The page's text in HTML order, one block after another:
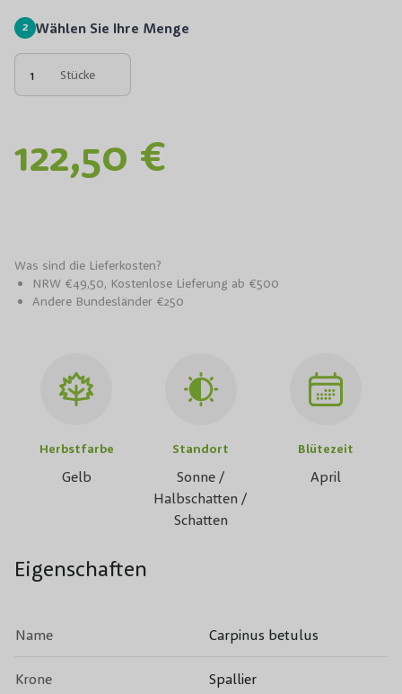
2 Wählen Sie Ihre Menge
Stücke
122,50 €
Was sind die Lieferkosten?
NRW €49,50, Kostenlose Lieferung ab €500
Andere Bundesländer €250
Herbstfarbe
Gelb
Standort
Sonne /
Halbschatten /
Schatten
Blütezeit
April
Eigenschaften
Name Carpinus betulus
Krone Spallier